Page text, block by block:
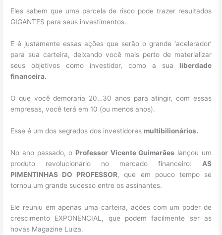
Eles sabem que uma parcela de risco pode trazer resultados
GIGANTES para seus investimentos.
E é justamente essas ações que serão o grande ‘acelerador’
para sua carteira, deixando você mais perto de materializar
seus objetivos como investidor, como a sua liberdade
financeira.
O que você demoraria 20…30 anos para atingir, com essas
empresas, você terá em 10 (ou menos anos).
Esse é um dos segredos dos investidores multibilionários.
No ano passado, o Professor Vicente Guimarães lançou um
produto revolucionário no mercado financeiro: AS
PIMENTINHAS DO PROFESSOR, que em pouco tempo se
tornou um grande sucesso entre os assinantes.
Ele reuniu em apenas uma carteira, ações com um poder de
crescimento EXPONENCIAL, que podem facilmente ser as
novas Magazine Luiza.